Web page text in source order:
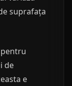
suprafața
de
e